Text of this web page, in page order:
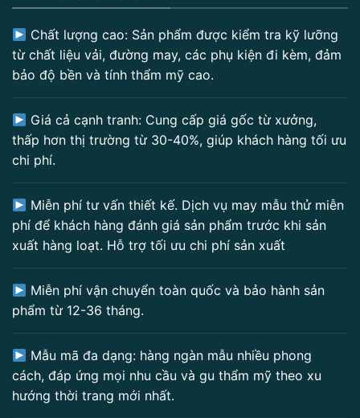
Chất lượng cao: Sản phẩm được kiểm tra kỹ lưỡng
từ chất liệu vải, đường may, các phụ kiện đi kèm, đảm
bảo độ bền và tính thẩm mỹ cao.
Giá cả cạnh tranh: Cung cấp giá gốc từ xưởng,
thấp hơn thị trường từ 30-40%, giúp khách hàng tối ưu
chi phí.
Miễn phí tư vấn thiết kế. Dịch vụ may mẫu thử miễn
phí để khách hàng đánh giá sản phẩm trước khi sản
xuất hàng loạt. Hỗ trợ tối ưu chi phí sản xuất
Miễn phí vận chuyển toàn quốc và bảo hành sản
phẩm từ 12-36 tháng.
Mẫu mã đa dạng: hàng ngàn mẫu nhiều phong
cách, đáp ứng mọi nhu cầu và gu thẩm mỹ theo xu
hướng thời trang mới nhất.